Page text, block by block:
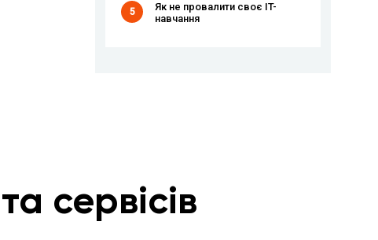
5
Як не провалити своє IT-
навчання
сервісів